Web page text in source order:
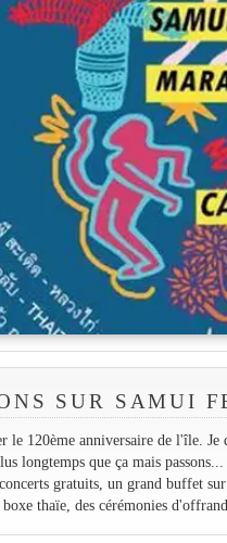
SUR SAMUI
120ème anniversaire de l'île. Je
longtemps que ça mais passons...
gratuits, un grand buffet
thaïe, des cérémonies